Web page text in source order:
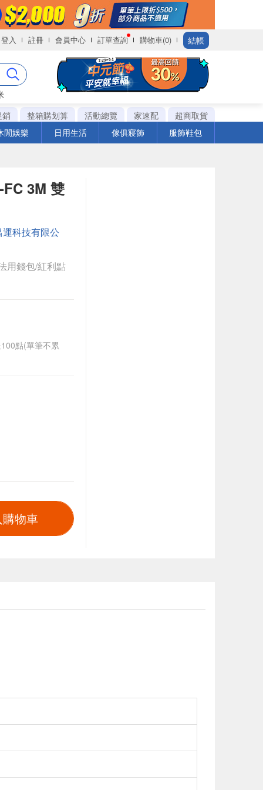
登入 註冊 會員中心 訂單查詢 購物車(0) 結帳
銷 整箱購划算 活動總覽 家速配
超商取貨
閒娛樂 日用生活 傢俱寢飾 服飾鞋包
3M 雙
運科技有限公
用錢包/紅利點
點(單筆不累
物車